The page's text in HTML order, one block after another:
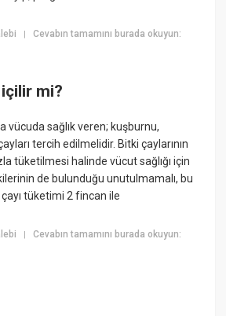
|Cevabın tamamını burada okuyun:
içilir mi?
vücuda sağlık veren; kuşburnu,
tercih edilmelidir. Bitki çaylarının
tüketilmesi halinde vücut sağlığı için
de bulunduğu unutulmamalı, bu
tüketimi 2 fincan ile
|Cevabın tamamını burada okuyun: